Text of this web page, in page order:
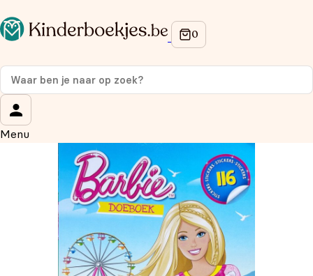
Menu
Op de hoogte blijven van onze acties?
Meld je aan voor onze nieuwsbrief en ontvang
korting
Wat is je voornaam?
Wat is je e-mailadres? *
Aanmelden
We gebruiken je gegevens om contact op te nemen, in
overeenstemming met onsprivacybeleid.